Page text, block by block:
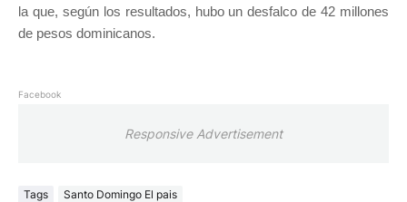
la que, según los resultados, hubo un desfalco de 42 millones
de pesos dominicanos.
Facebook
Responsive Advertisement
Tags Santo Domingo El pais